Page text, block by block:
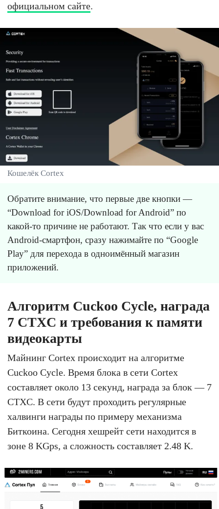
официальном сайте.
Кошелёк Cortex
Обратите внимание, что первые две кнопки —
“Download for iOS/Download for Android” по
какой-то причине не работают. Так что если у вас
Android-смартфон, сразу нажимайте по “Google
Play” для перехода в одноимённый магазин
приложений.
Алгоритм Cuckoo Cycle, награда
7 CTXC и требования к памяти
видеокарты
Майнинг Cortex происходит на алгоритме
Cuckoo Cycle. Время блока в сети Cortex
составляет около 13 секунд, награда за блок — 7
CTXC. В сети будут проходить регулярные
халвинги награды по примеру механизма
Биткоина. Сегодня хешрейт сети находится в
зоне 8 KGps, а сложность составляет 2.48 K.